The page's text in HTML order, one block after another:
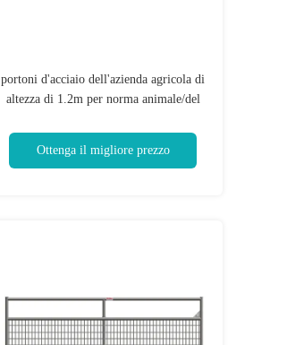
portoni d'acciaio dell'azienda agricola di
altezza di 1.2m per norma animale/del
Ottenga il migliore prezzo